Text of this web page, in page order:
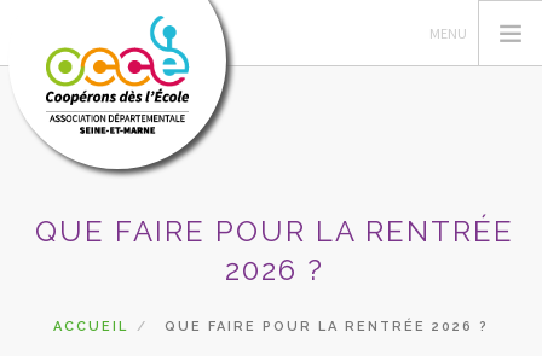
ASTUCES RETKOOP
QUE FAIRE POUR LA RENTRÉE
2026 ?
ACCUEIL QUE FAIRE POUR LA RENTRÉE 2026 ?